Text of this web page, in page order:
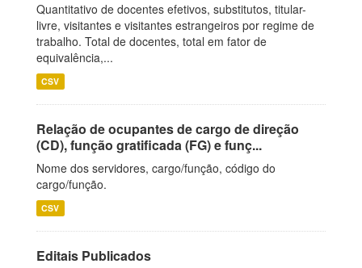
Quantitativo de docentes efetivos, substitutos, titular-
livre, visitantes e visitantes estrangeiros por regime de
trabalho. Total de docentes, total em fator de
equivalência,...
CSV
Relação de ocupantes de cargo de direção
(CD), função gratificada (FG) e funç...
Nome dos servidores, cargo/função, código do
cargo/função.
CSV
Editais Publicados